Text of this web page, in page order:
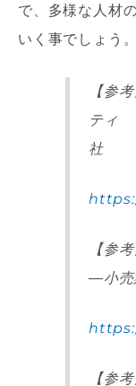
で、多様な人材
いく事でしょう。
【参
ティ
社
【参
―小売
【参